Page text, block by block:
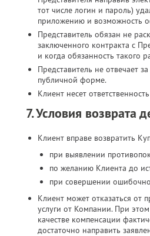
тот числе логин и пароль)
приложению и возможность
Представитель обязан не
заключенного контракта с
и когда обязанность такого
Представитель не отвечает
публичной форме.
Клиент несет
7. Условия возврата
Клиент вправе возвратить
при выявлении
по желанию Клиента до
при совершении
Клиент может отказаться от
услуги от Компании. При
качестве компенсации
достаточно направить